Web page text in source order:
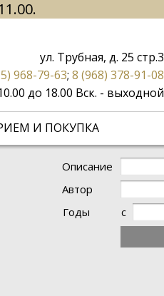
И ПОКУПКА
ул. Трубная, д. 25 стр.3
968-79-63; 8 (968) 378-91-08
до 18.00 Вск. - выходной
Описание
Автор
Годы
с